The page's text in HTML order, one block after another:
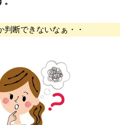
断できないなぁ・・